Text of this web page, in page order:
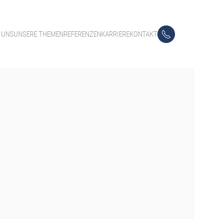
UNSERE THEMENREFERENZENKARRIEREKONTAKT